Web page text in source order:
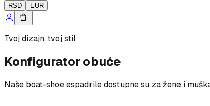
RSD EUR
Tvoj dizajn, tvoj stil
Konfigurator obuće
Naše boat-shoe espadrile dostupne su za žene i